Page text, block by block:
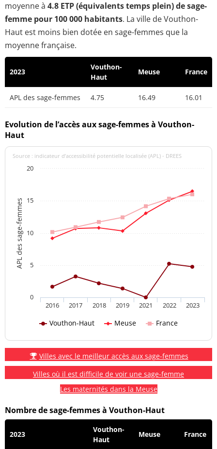
moyenne à 4.8 ETP (équivalents temps plein) de sage-
femme pour 100 000 habitants. La ville de Vouthon-
Haut est moins bien dotée en sage-femmes que la
moyenne française.
2023
Vouthon-
Haut
Meuse France
APL des sage-femmes 4.75 16.49 16.01
Evolution de l’accès aux sage-femmes à Vouthon-
Haut
APL des sage-femmes
Source : indicateur d’accessibilité potentielle localisée (APL) - DREES
Vouthon-Haut Meuse France
2016 2017 2018 2019 2021 2022 2023
0
5
10
15
20
Villes avec le meilleur accès aux sage-femmes
Villes où il est difficile de voir une sage-femme
Les maternités dans la Meuse
Nombre de sage-femmes à Vouthon-Haut
2023
Vouthon-
Haut
Meuse France